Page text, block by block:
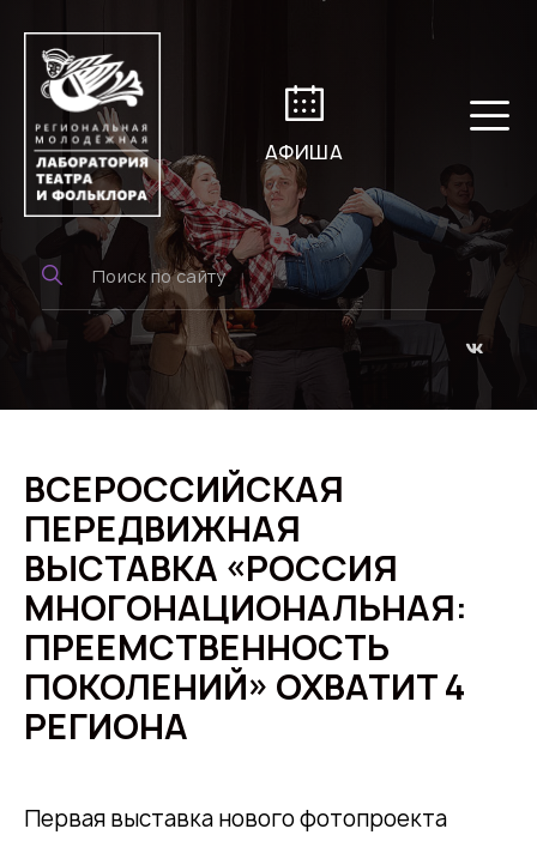
АФИША
ВСЕРОССИЙСКАЯ
ПЕРЕДВИЖНАЯ
ВЫСТАВКА «РОССИЯ
МНОГОНАЦИОНАЛЬНАЯ:
ПРЕЕМСТВЕННОСТЬ
ПОКОЛЕНИЙ» ОХВАТИТ 4
РЕГИОНА
Первая выставка нового фотопроекта